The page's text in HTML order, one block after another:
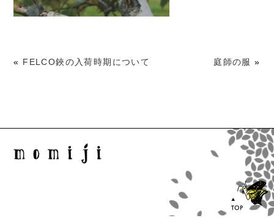
« FELCO鋏の入荷時期について 庭師の服 »